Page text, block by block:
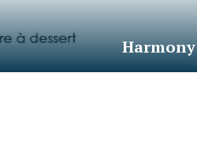
Harmony